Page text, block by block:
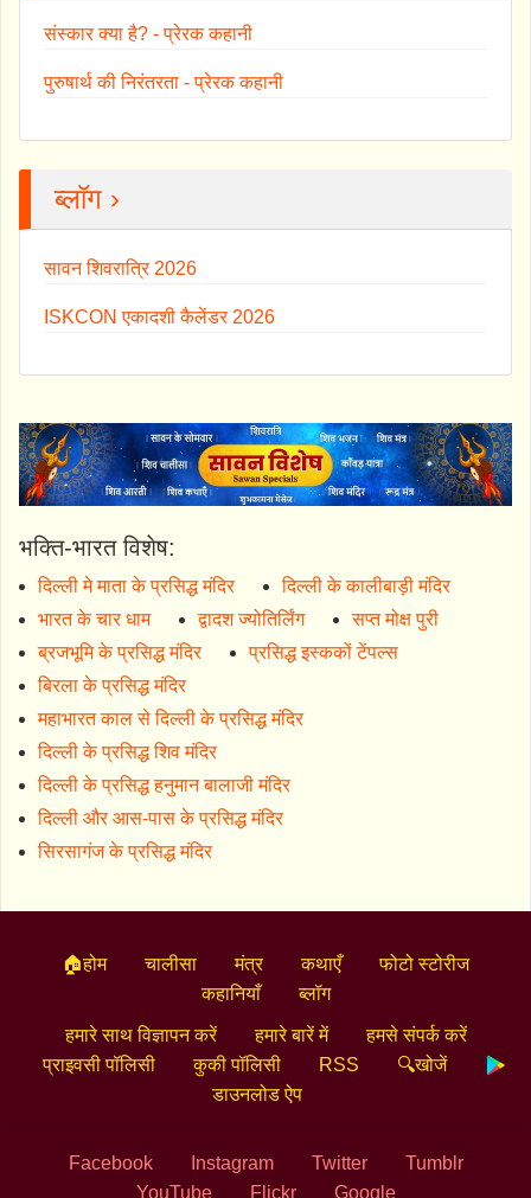
संस्कार क्या है? - प्रेरक कहानी
पुरुषार्थ की निरंतरता - प्रेरक कहानी
ब्लॉग ›
सावन शिवरात्रि 2026
ISKCON एकादशी कैलेंडर 2026
भक्ति-भारत विशेष:
दिल्ली मे माता के प्रसिद्ध मंदिर
दिल्ली के कालीबाड़ी मंदिर
भारत के चार धाम
द्वादश ज्योतिर्लिंग
सप्त मोक्ष पुरी
ब्रजभूमि के प्रसिद्ध मंदिर
प्रसिद्ध इस्ककों टेंपल्स
बिरला के प्रसिद्ध मंदिर
महाभारत काल से दिल्ली के प्रसिद्ध मंदिर
दिल्ली के प्रसिद्ध शिव मंदिर
दिल्ली के प्रसिद्ध हनुमान बालाजी मंदिर
दिल्ली और आस-पास के प्रसिद्ध मंदिर
सिरसागंज के प्रसिद्ध मंदिर
🏠होम चालीसा मंत्र कथाएँ
फोटो स्टोरीज
कहानियाँ
ब्लॉग
हमारे साथ विज्ञापन करें हमारे बारें में
हमसे संपर्क करें
प्राइवसी पॉलिसी
कुकी पॉलिसी RSS
🔍खोजें
डाउनलोड ऐप
Facebook Instagram Twitter
Tumblr
YouTube
Flickr Google